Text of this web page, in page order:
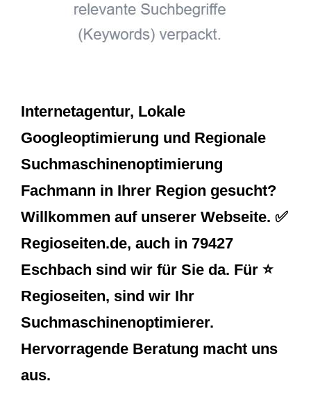
Internetagentur, Lokale
Googleoptimierung und Regionale
Suchmaschinenoptimierung
Fachmann in Ihrer Region gesucht?
Willkommen auf unserer Webseite. ✅
Regioseiten.de, auch in 79427
Eschbach sind wir für Sie da. Für ⭐
Regioseiten, sind wir Ihr
Suchmaschinenoptimierer.
Hervorragende Beratung macht uns
aus.